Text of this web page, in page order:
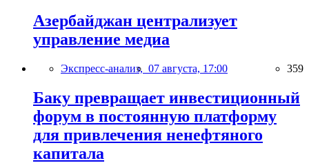
Азербайджан централизует
управление медиа
Экспресс-анализ, 07 августа, 17:00 359
Баку превращает инвестиционный
форум в постоянную платформу
для привлечения ненефтяного
капитала